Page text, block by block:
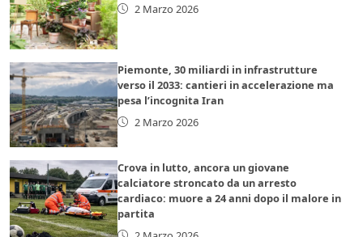
2 Marzo 2026
Piemonte, 30 miliardi in infrastrutture
verso il 2033: cantieri in accelerazione ma
pesa l’incognita Iran
2 Marzo 2026
Crova in lutto, ancora un giovane
calciatore stroncato da un arresto
cardiaco: muore a 24 anni dopo il malore in
partita